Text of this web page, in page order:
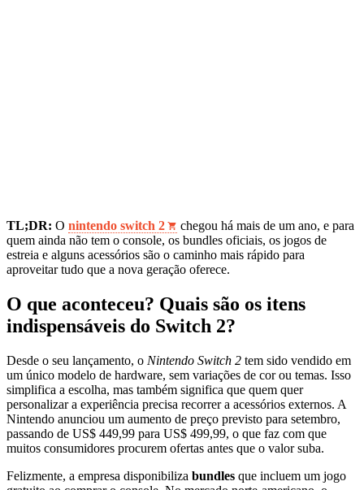
TL;DR: O nintendo switch 2
chegou há mais de um ano, e para
quem ainda não tem o console, os bundles oficiais, os jogos de
estreia e alguns acessórios são o caminho mais rápido para
aproveitar tudo que a nova geração oferece.
O que aconteceu? Quais são os itens
indispensáveis do Switch 2?
Desde o seu lançamento, o Nintendo Switch 2 tem sido vendido em
um único modelo de hardware, sem variações de cor ou temas. Isso
simplifica a escolha, mas também significa que quem quer
personalizar a experiência precisa recorrer a acessórios externos. A
Nintendo anunciou um aumento de preço previsto para setembro,
passando de US$ 449,99 para US$ 499,99, o que faz com que
muitos consumidores procurem ofertas antes que o valor suba.
Felizmente, a empresa disponibiliza bundles que incluem um jogo